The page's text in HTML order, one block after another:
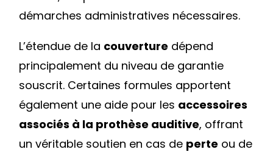
démarches administratives nécessaires.
L’étendue de la couverture dépend
principalement du niveau de garantie
souscrit. Certaines formules apportent
également une aide pour les accessoires
associés à la prothèse auditive, offrant
un véritable soutien en cas de perte ou de